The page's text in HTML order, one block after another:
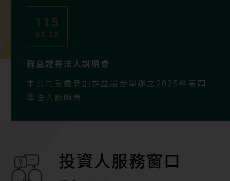
115
03.20
群益證券法人說明會
本公司受邀參加群益證券舉辦之2025年第四
季法人說明會
投資人服務窗口